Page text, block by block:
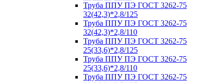
Труба ППУ ПЭ ГОСТ 3262-75
32(42,3)*2,8/125
Труба ППУ ПЭ ГОСТ 3262-75
32(42,3)*2,8/110
Труба ППУ ПЭ ГОСТ 3262-75
25(33,6)*2,8/125
Труба ППУ ПЭ ГОСТ 3262-75
25(33,6)*2,8/110
Труба ППУ ПЭ ГОСТ 3262-75